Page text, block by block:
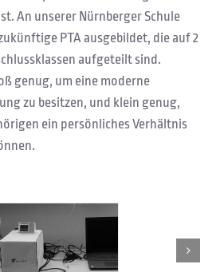
An unserer Nürnberger Schule
PTA ausgebildet, die auf 2
aufgeteilt sind.
genug, um eine moderne
zu besitzen, und klein genug,
ein persönliches Verhältnis